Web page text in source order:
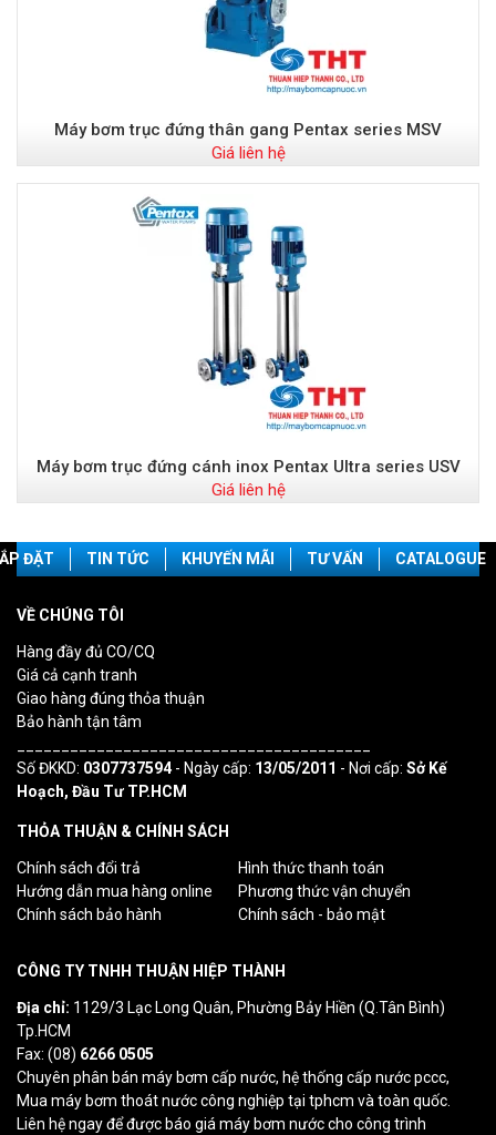
Máy bơm trục đứng thân gang Pentax series MSV
Giá liên hệ
Máy bơm trục đứng cánh inox Pentax Ultra series USV
Giá liên hệ
ĐẶT TIN TỨC KHUYẾN MÃI TƯ VẤN CATALOGUE
VỀ CHÚNG TÔI
Hàng đầy đủ CO/CQ
Giá cả cạnh tranh
Giao hàng đúng thỏa thuận
Bảo hành tận tâm
Số ĐKKD: 0307737594- Ngày cấp: 13/05/2011 - Nơi cấp: Sở Kế
Hoạch, Đầu Tư TP.HCM
THỎA THUẬN & CHÍNH SÁCH
Chính sách đổi trả
Hình thức thanh toán
Hướng dẫn mua hàng online
Phương thức vận chuyển
Chính sách bảo hành
Chính sách - bảo mật
CÔNG TY TNHH THUẬN HIỆP THÀNH
Địa chỉ: 1129/3 Lạc Long Quân, Phường Bảy Hiền (Q.Tân Bình)
Tp.HCM
Fax: (08) 6266 0505
Chuyên phân bán máy bơm cấp nước, hệ thống cấp nước pccc,
Mua máy bơm thoát nước công nghiệp tại tphcm và toàn quốc.
Liên hệ ngay để được báo giá máy bơm nước cho công trình